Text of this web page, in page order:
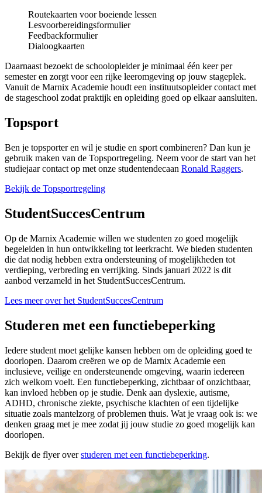
Routekaarten voor boeiende lessen
Lesvoorbereidingsformulier
Feedbackformulier
Dialoogkaarten
Daarnaast bezoekt de schoolopleider je minimaal één keer per
semester en zorgt voor een rijke leeromgeving op jouw stageplek.
Vanuit de Marnix Academie houdt een instituutsopleider contact met
de stageschool zodat praktijk en opleiding goed op elkaar aansluiten.
Topsport
Ben je topsporter en wil je studie en sport combineren? Dan kun je
gebruik maken van de Topsportregeling. Neem voor de start van het
studiejaar contact op met onze studentendecaan Ronald Raggers.
Bekijk de Topsportregeling
StudentSuccesCentrum
Op de Marnix Academie willen we studenten zo goed mogelijk
begeleiden in hun ontwikkeling tot leerkracht. We bieden studenten
die dat nodig hebben extra ondersteuning of mogelijkheden tot
verdieping, verbreding en verrijking. Sinds januari 2022 is dit
aanbod verzameld in het StudentSuccesCentrum.
Lees meer over het StudentSuccesCentrum
Studeren met een functiebeperking
Iedere student moet gelijke kansen hebben om de opleiding goed te
doorlopen. Daarom creëren we op de Marnix Academie een
inclusieve, veilige en ondersteunende omgeving, waarin iedereen
zich welkom voelt. Een functiebeperking, zichtbaar of onzichtbaar,
kan invloed hebben op je studie. Denk aan dyslexie, autisme,
ADHD, chronische ziekte, psychische klachten of een tijdelijke
situatie zoals mantelzorg of problemen thuis. Wat je vraag ook is: we
denken graag met je mee zodat jij jouw studie zo goed mogelijk kan
doorlopen.
Bekijk de flyer overstuderen met een functiebeperking.